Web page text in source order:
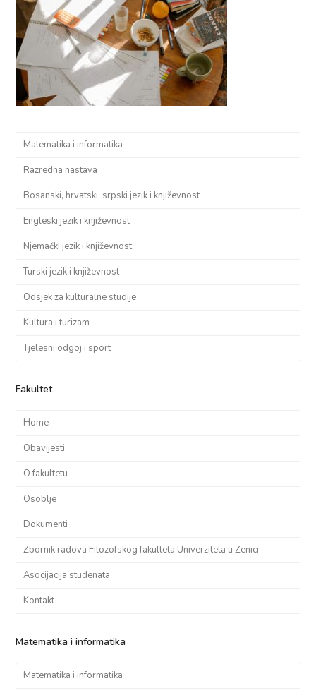
Matematika i informatika
Razredna nastava
Bosanski, hrvatski, srpski jezik i književnost
Engleski jezik i književnost
Njemački jezik i književnost
Turski jezik i književnost
Odsjek za kulturalne studije
Kultura i turizam
Tjelesni odgoj i sport
Fakultet
Home
Obavijesti
O fakultetu
Osoblje
Dokumenti
Zbornik radova Filozofskog fakulteta Univerziteta u Zenici
Asocijacija studenata
Kontakt
Matematika i informatika
Matematika i informatika